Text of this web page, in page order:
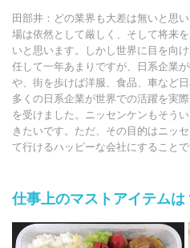
田部井：どの業界も大差は無いと思
場は依然として厳しく、そして将来
いと思います。しかし世界に目を向
任して一年あまりですが、日系企業
や、街を歩けば洋服、食品、車など
多くの日系企業が世界での活躍を実
を受けました。ニッセンケンもそう
きたいです。ただ、その目的はニッ
て行けるハッピーな会社にすることで
仕事上のマストアイテムは